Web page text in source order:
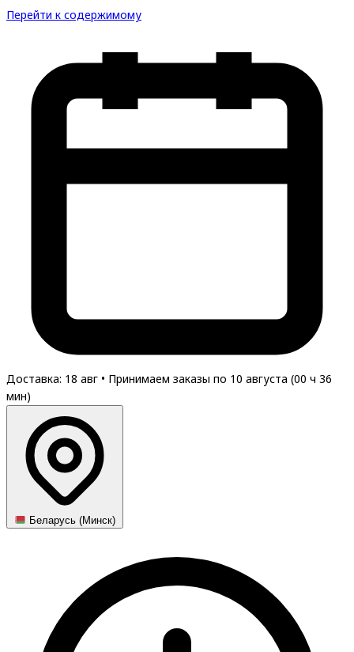
Перейти к содержимому
Доставка: 18 авг • Принимаем заказы по 10 августа (00 ч 36
мин)
Беларусь (Минск)